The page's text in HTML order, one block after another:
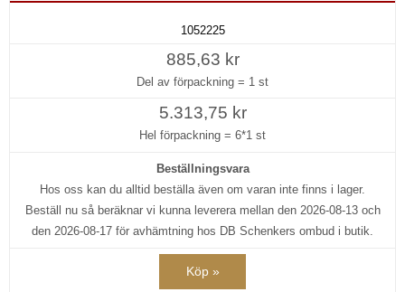
1052225
885,63 kr
Del av förpackning = 1 st
5.313,75 kr
Hel förpackning = 6*1 st
Beställningsvara
Hos oss kan du alltid beställa även om varan inte finns i lager.
Beställ nu så beräknar vi kunna leverera mellan den 2026-08-13 och
den 2026-08-17 för avhämtning hos DB Schenkers ombud i butik.
Köp »